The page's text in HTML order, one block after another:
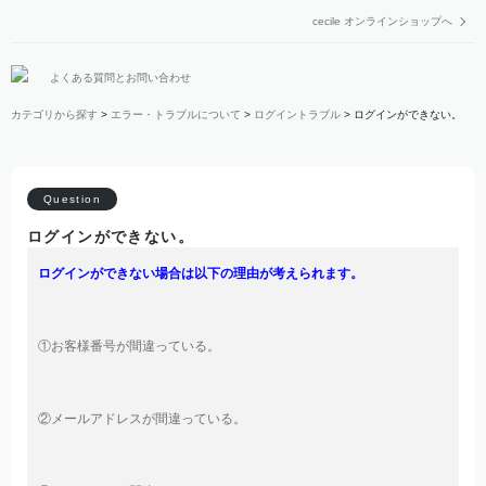
cecile オンラインショップへ
よくある質問とお問い合わせ
カテゴリから探す > エラー・トラブルについて > ログイントラブル > ログインができない。
ログインができない。
ログインができない場合は以下の理由が考えられます。
①お客様番号が間違っている。
②メールアドレスが間違っている。